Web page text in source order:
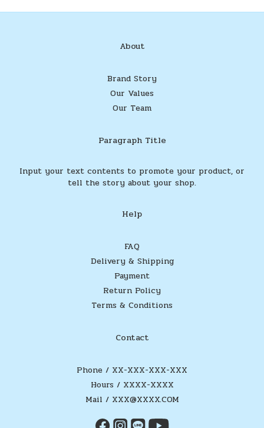
About
Brand Story
Our Values
Our Team
Paragraph Title
Input your text contents to promote your product, or
tell the story about your shop.
Help
FAQ
Delivery & Shipping
Payment
Return Policy
Terms & Conditions
Contact
Phone / XX-XXX-XXX-XXX
Hours / XXXX-XXXX
Mail / XXX@XXXX.COM